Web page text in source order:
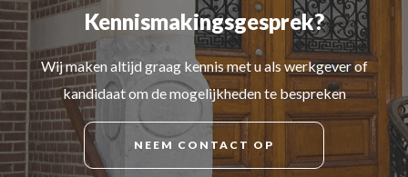
Kennismakingsgesprek?
Wij maken altijd graag kennis met u als werkgever of
kandidaat om de mogelijkheden te bespreken
NEEM CONTACT OP